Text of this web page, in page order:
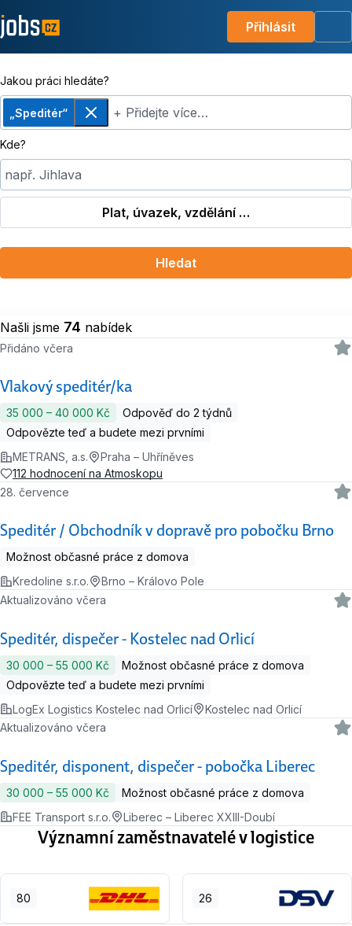
Přihlásit
Jakou práci hledáte?
„Speditér“
Odebrat+ Přidejte více…
Kde?
např. Jihlava
Plat, úvazek, vzdělání …
Hledat
Našli jsme 74 nabídek
Vlakový speditér/ka
Přidáno včera
35 000 ‍–‍ 40 000 Kč
Odpověď do 2 týdnů
Odpovězte teď a budete mezi prvními
METRANS, a.s.
Praha – Uhříněves
112 hodnocení na Atmoskopu
Speditér / Obchodník v dopravě pro pobočku Brno
28. července
Možnost občasné práce z domova
Kredoline s.r.o.
Brno – Královo Pole
Speditér, dispečer - Kostelec nad Orlicí
Aktualizováno včera
30 000 ‍–‍ 55 000 Kč
Možnost občasné práce z domova
Odpovězte teď a budete mezi prvními
LogEx Logistics Kostelec nad Orlicí
Kostelec nad Orlicí
Speditér, disponent, dispečer - pobočka Liberec
Aktualizováno včera
30 000 ‍–‍ 55 000 Kč
Možnost občasné práce z domova
FEE Transport s.r.o.
Liberec – Liberec XXIII-Doubí
Významní zaměstnavatelé v logistice
80 26